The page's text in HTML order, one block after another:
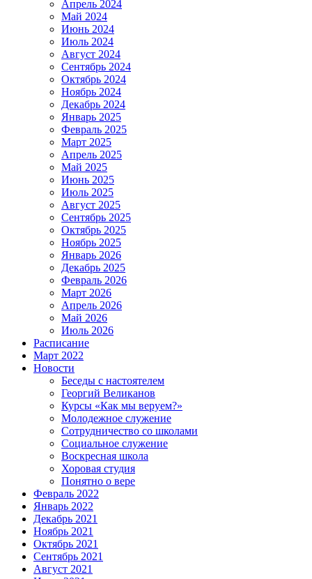
Апрель 2024
Май 2024
Июнь 2024
Июль 2024
Август 2024
Сентябрь 2024
Октябрь 2024
Ноябрь 2024
Декабрь 2024
Январь 2025
Февраль 2025
Март 2025
Апрель 2025
Май 2025
Июнь 2025
Июль 2025
Август 2025
Сентябрь 2025
Октябрь 2025
Ноябрь 2025
Январь 2026
Декабрь 2025
Февраль 2026
Март 2026
Апрель 2026
Май 2026
Июль 2026
Расписание
Март 2022
Новости
Беседы с настоятелем
Георгий Великанов
Курсы «Как мы веруем?»
Молодежное служение
Сотрудничество со школами
Социальное служение
Воскресная школа
Хоровая студия
Понятно о вере
Февраль 2022
Январь 2022
Декабрь 2021
Ноябрь 2021
Октябрь 2021
Сентябрь 2021
Август 2021